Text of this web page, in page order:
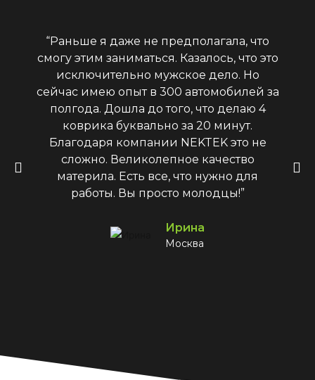
“Раньше я даже не предполагала, что
смогу этим заниматься. Казалось, что это
исключительно мужское дело. Но
сейчас имею опыт в 300 автомобилей за
полгода. Дошла до того, что делаю 4
коврика буквально за 20 минут.
Благодаря компании NEKTEK это не
сложно. Великолепное качество
материла. Есть все, что нужно для
работы. Вы просто молодцы!”
Ирина
Москва